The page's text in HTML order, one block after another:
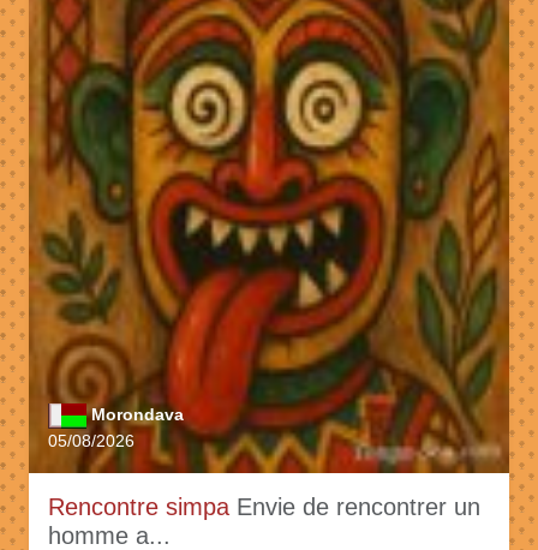
Morondava
05/08/2026
Rencontre simpa Envie de rencontrer un
homme a...